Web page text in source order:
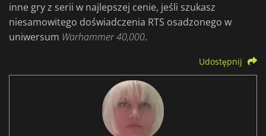
inne gry z serii w najlepszej cenie, jeśli szukasz
niesamowitego doświadczenia RTS osadzonego w
uniwersum Warhammer 40,000.
Udostępnij